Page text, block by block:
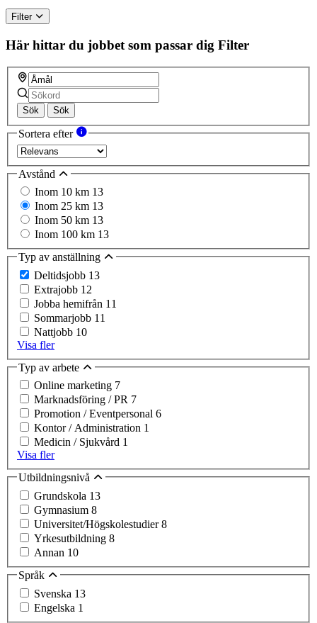
ignore
this
field
Filter
Här hittar du jobbet som passar dig Filter
Sök Sök
Sortera efter
Avstånd
Inom 10 km 13
Inom 25 km 13
Inom 50 km 13
Inom 100 km 13
Typ av anställning
Deltidsjobb 13
Extrajobb 12
Jobba hemifrån 11
Sommarjobb 11
Nattjobb 10
Visa fler
Typ av arbete
Online marketing 7
Marknadsföring / PR 7
Promotion / Eventpersonal 6
Kontor / Administration 1
Medicin / Sjukvård 1
Visa fler
Utbildningsnivå
Grundskola 13
Gymnasium 8
Universitet/Högskolestudier8
Yrkesutbildning 8
Annan 10
Språk
Svenska 13
Engelska 1